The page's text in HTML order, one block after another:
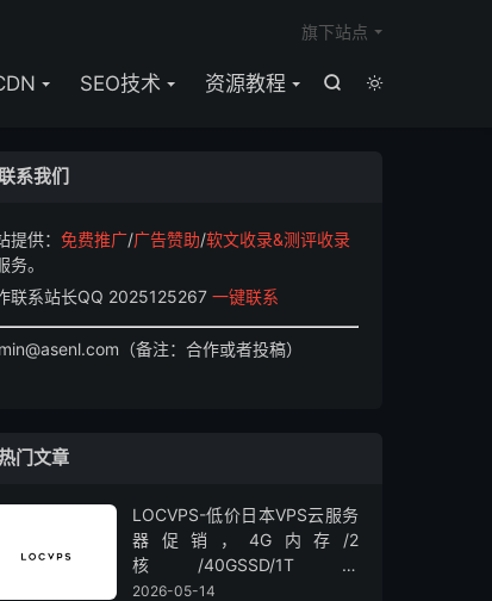


SEO技术 资源教程
旗下站点
系我们
提供： 免费推广/广告赞助/软文收录&测评收录
务。
联系站长QQ 2025125267 一键联系
（备注：合作或者投稿）
门文章
LOCVPS-低价日本VPS云服务
器促销，4G内存/2
核/40GSSD/1T流
量/450Mbps带宽，低至36元/
2026-05-14